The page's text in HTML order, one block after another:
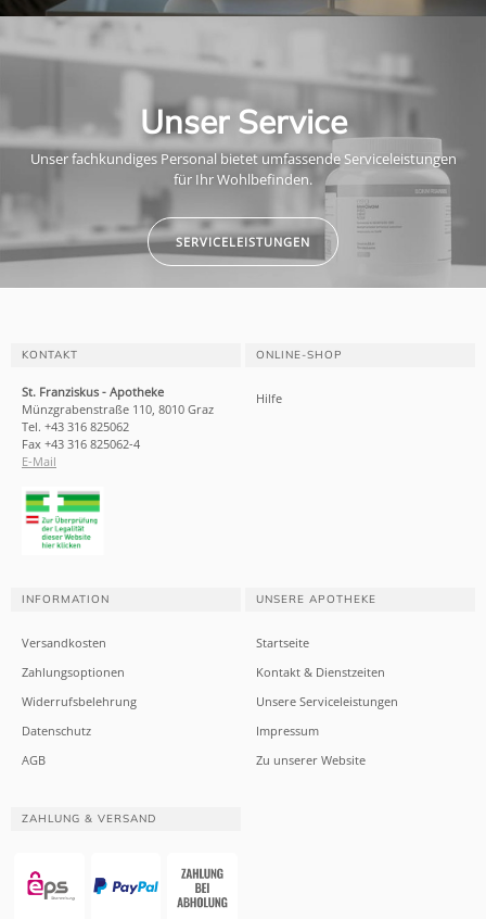
Unser Service
Unser fachkundiges Personal bietet umfassende Serviceleistungen
für Ihr Wohlbefinden.
SERVICELEISTUNGEN
KONTAKT
St. Franziskus - Apotheke
Münzgrabenstraße 110, 8010 Graz
Tel. +43 316 825062
Fax +43 316 825062-4
E-Mail
ONLINE-SHOP
Hilfe
INFORMATION
Versandkosten
Zahlungsoptionen
Widerrufsbelehrung
Datenschutz
AGB
UNSERE APOTHEKE
Startseite
Kontakt & Dienstzeiten
Unsere Serviceleistungen
Impressum
Zu unserer Website
ZAHLUNG & VERSAND